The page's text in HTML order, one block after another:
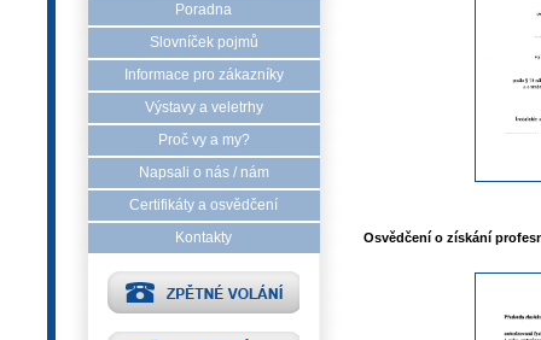
Poradna
Slovníček pojmů
Informace pro zákazníky
Výstavy a veletrhy
Proč vy a my?
Napsali o nás / nám
Certifikáty a osvědčení
Kontakty
Osvědčení o získání